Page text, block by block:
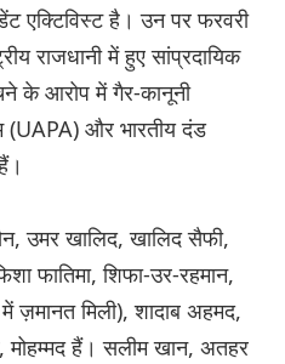
एक्टिविस्ट है। उन पर फरवरी
राजधानी में हुए सांप्रदायिक
के आरोप में गैर-कानूनी
(UAPA) और भारतीय दंड
उमर खालिद, खालिद सैफी,
फातिमा, शिफा-उर-रहमान,
मिली), शादाब अहमद,
हैं। सलीम खान, अतहर